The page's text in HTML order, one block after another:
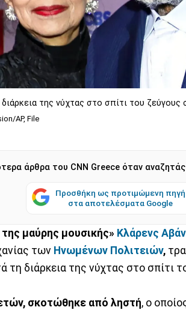
της νύχτας στο σπίτι του ζεύγους
AP, File
άρθρα του CNN Greece όταν
Προσθήκη ως προτιμώμενη πηγή
στα αποτελέσματα Google
μαύρης μουσικής» Κλάρενς
των Ηνωμένων Πολιτειών,
τη διάρκεια της νύχτας στο σπίτι
σκοτώθηκε από ληστή, ο